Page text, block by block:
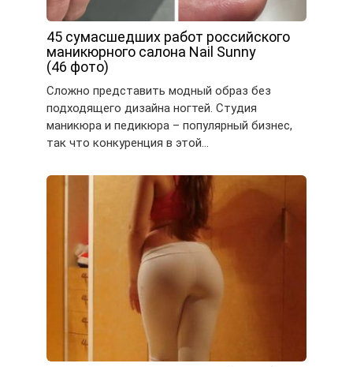
45 сумасшедших работ российского
маникюрного салона Nail Sunny
(46 фото)
Сложно представить модный образ без
подходящего дизайна ногтей. Студия
маникюра и педикюра – популярный бизнес,
так что конкуренция в этой…